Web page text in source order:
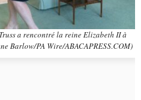
a rencontré la reine Elizabeth II à
Barlow/PA Wire/ABACAPRESS.COM)